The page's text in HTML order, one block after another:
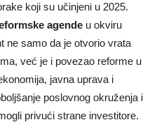
koji su učinjeni u 2025.
agende u okviru
ne samo da je otvorio vrata
već je i povezao reforme u
javna uprava i
poslovnog okruženja i
privući strane investitore.